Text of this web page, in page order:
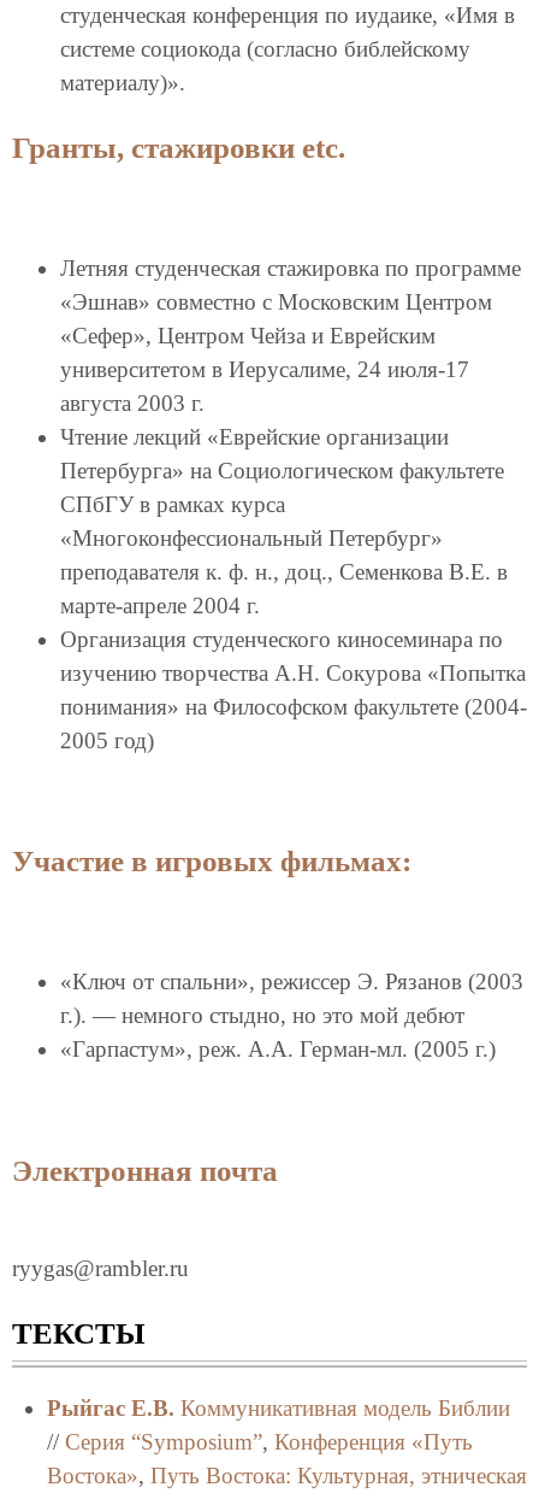
студенческая конференция по иудаике, «Имя в
системе социокода (согласно библейскому
материалу)».
Гранты, стажировки etc.
Летняя студенческая стажировка по программе
«Эшнав» совместно с Московским Центром
«Сефер», Центром Чейза и Еврейским
университетом в Иерусалиме, 24 июля-17
августа 2003 г.
Чтение лекций «Еврейские организации
Петербурга» на Социологическом факультете
СПбГУ в рамках курса
«Многоконфессиональный Петербург»
преподавателя к. ф. н., доц., Семенкова В.Е. в
марте-апреле 2004 г.
Организация студенческого киносеминара по
изучению творчества А.Н. Сокурова «Попытка
понимания» на Философском факультете (2004-
2005 год)
Участие в игровых фильмах:
«Ключ от спальни», режиссер Э. Рязанов (2003
г.). — немного стыдно, но это мой дебют
«Гарпастум», реж. А.А. Герман-мл. (2005 г.)
Электронная почта
ryygas@rambler.ru
ТЕКСТЫ
Рыйгас Е.В. Коммуникативная модель Библии
// Серия “Symposium”, Конференция «Путь
Востока», Путь Востока: Культурная, этническая